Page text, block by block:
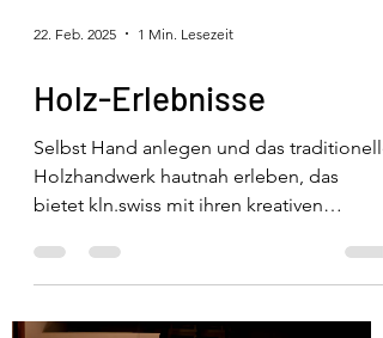
22. Feb. 2025 1 Min. Lesezeit
Holz-Erlebnisse
Selbst Hand anlegen und das traditionelle
Holzhandwerk hautnah erleben, das
bietet kln.swiss mit ihren kreativen